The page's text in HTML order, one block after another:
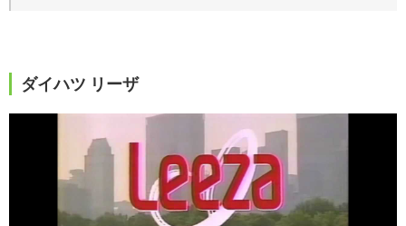
ダイハツ リーザ